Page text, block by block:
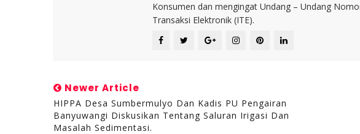
Konsumen dan mengingat Undang – Undang
Transaksi Elektronik (ITE).
Newer Article
HIPPA Desa Sumbermulyo Dan Kadis PU Pengairan
Banyuwangi Diskusikan Tentang Saluran Irigasi Dan
Masalah Sedimentasi.